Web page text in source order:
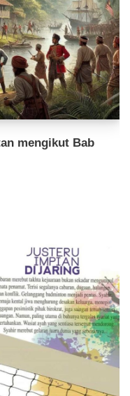
mengikut Bab